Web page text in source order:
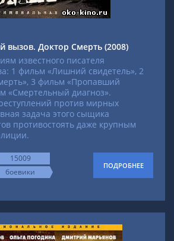
вызов. Доктор Смерть (2008)
известного писателя
1 фильм «Лишний свидетель», 2
3 фильм «Пропавший
«Смертельный диагноз».
против мирных
задача этого сыщика
противостоять даже крупным
15009
боевики
ПОДРОБНЕЕ